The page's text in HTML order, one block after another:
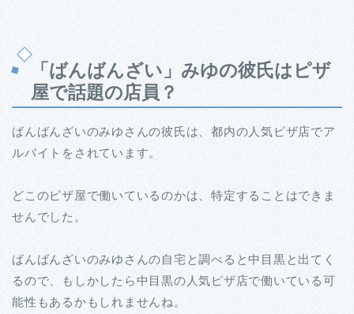
「ばんばんざい」みゆの彼氏はピザ
屋で話題の店員？
ばんばんざいのみゆさんの彼氏は、都内の人気ピザ店でア
ルバイトをされています。
どこのピザ屋で働いているのかは、特定することはできま
せんでした。
ばんばんざいのみゆさんの自宅と調べると中目黒と出てく
るので、もしかしたら中目黒の人気ピザ店で働いている可
能性もあるかもしれませんね。